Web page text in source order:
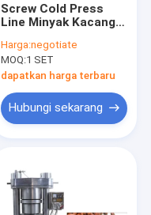
Screw Cold Press
Line Minyak Kacang
Minyak Kacang Mesin
Pencet Minyak
Harga:negotiate
MOQ:1 SET
dapatkan harga terbaru
Hubungi sekarang